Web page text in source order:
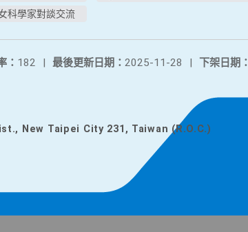
科學家對談交流
下架日期：
最後更新日期： 2025-11-28 |
： 182 |
New Taipei City 231, Taiwan (R.O.C.)